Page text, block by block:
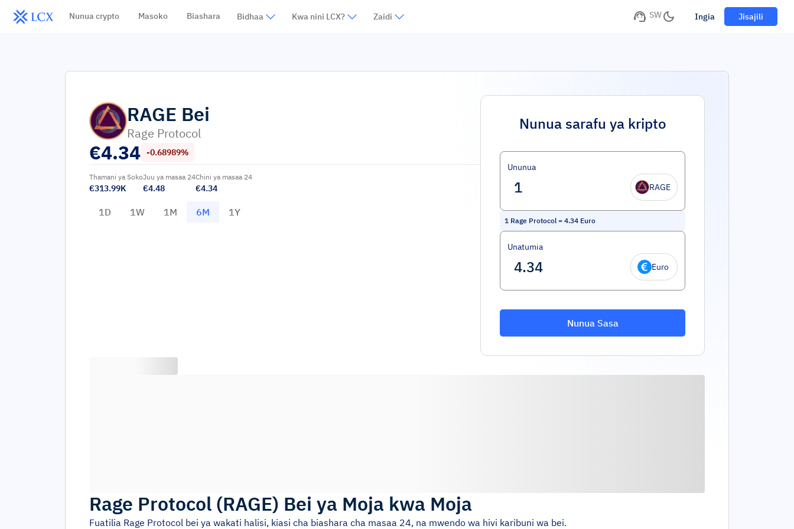
Nunua crypto Masoko Biashara Bidhaa Kwa nini LCX? Zaidi SW Ingia Jisajili
RAGE Bei
Rage Protocol
€4.34 -0.68989%
Thamani ya Soko
€313.99K
Juu ya masaa 24
€4.48
Chini ya masaa 24
€4.34
1D 1W 1M 6M 1Y
Nunua sarafu ya kripto
Ununua
RAGE
1 Rage Protocol= 4.34 Euro
Unatumia
Euro
Nunua Sasa
Rage Protocol (RAGE) Bei ya Moja kwa Moja
Fuatilia Rage Protocol bei ya wakati halisi, kiasi cha biashara cha masaa 24, na mwendo wa hivi karibuni wa bei.